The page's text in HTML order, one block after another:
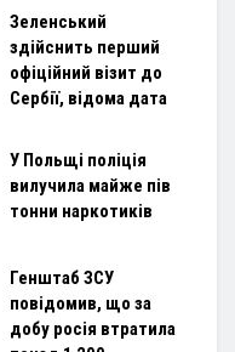
Зеленський
здійснить перший
офіційний візит до
Сербії, відома дата
У Польщі поліція
вилучила майже пів
тонни наркотиків
Генштаб ЗСУ
повідомив, що за
добу росія втратила